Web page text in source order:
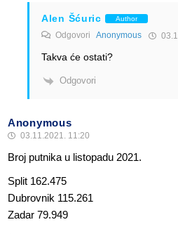
Alen Šćuric Author
Odgovori Anonymous
Takva će ostati?
Odgovori
Anonymous
03.11.2021. 11:20
Broj putnika u listopadu 2021.
Split 162.475
Dubrovnik 115.261
Zadar 79.949